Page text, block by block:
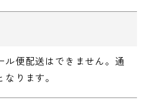
便配送はできません。通
ります。